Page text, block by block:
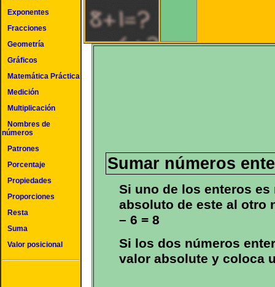
Exponentes
Fracciones
Geometría
Gráficos
Matemática Práctica
Medición
Multiplicación
Nombres de
números
Patrones
Porcentaje
Propiedades
Proporciones
Resta
Suma
Valor posicional
Sumar números
Si uno de los enteros
absoluto de este al otro
– 6 = 8
Si los dos números
valor absolute y coloca